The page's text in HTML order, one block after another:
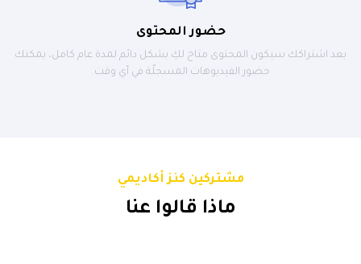
حضور المحتوى
بعد اشتراكك سيكون المحتوى متاح لكِ بشكل دائم لمدة عام كامل، يمكنك
حضور الفيديوهات المسجلّة في أي وقت.
مشتركين كنز أكاديمي
ماذا قالوا عنا